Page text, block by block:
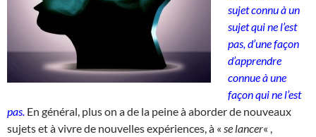
sujet connu à un
sujet qui ne l’est
pas, d’une façon
d’apprendre
connue à une
façon qui ne l’est
pas. En général, plus on a de la peine à aborder de nouveaux
sujets et à vivre de nouvelles expériences, à « se lancer« ,